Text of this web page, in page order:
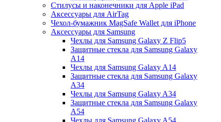
Стилусы и наконечники для Apple iPad
Аксессуары для AirTag
Чехол-бумажник MagSafe Wallet для iPhone
Аксессуары для Samsung
Чехлы для Samsung Galaxy Z Flip5
Защитные стекла для Samsung Galaxy
A14
Чехлы для Samsung Galaxy A14
Защитные стекла для Samsung Galaxy
A34
Чехлы для Samsung Galaxy A34
Защитные стекла для Samsung Galaxy
A54
Чехлы для Samsung Galaxy A54